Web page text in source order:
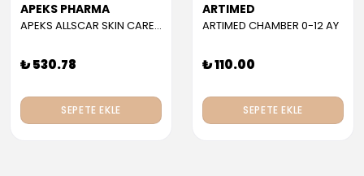
APEKS PHARMA
APEKS ALLSCAR SKIN CARE GEL 30 ML
₺ 530.78
SEPETE EKLE
ARTIMED
ARTIMED CHAMBER 0-12 AY
₺ 110.00
SEPETE EKLE